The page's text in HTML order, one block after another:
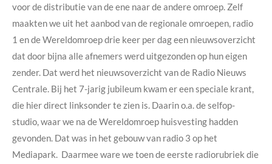
voor de distributie van de ene naar de andere omroep. Zelf
maakten we uit het aanbod van de regionale omroepen, radio
1 en de Wereldomroep drie keer per dag een nieuwsoverzicht
dat door bijna alle afnemers werd uitgezonden op hun eigen
zender. Dat werd het nieuwsoverzicht van de Radio Nieuws
Centrale. Bij het 7-jarig jubileum kwam er een speciale krant,
die hier direct linksonder te zien is. Daarin o.a. de selfop-
studio, waar we na de Wereldomroep huisvesting hadden
gevonden. Dat was in het gebouw van radio 3 op het
Mediapark. Daarmee ware we toen de eerste radiorubriek die